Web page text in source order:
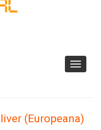
Toggle
(Europeana)